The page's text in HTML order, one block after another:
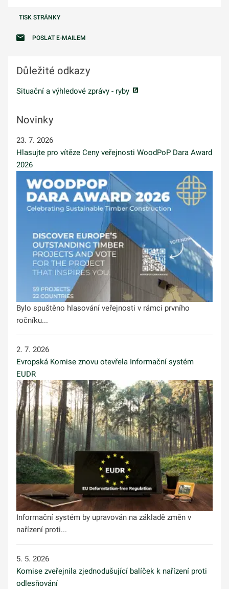
TISK STRÁNKY
POSLAT E-MAILEM
Důležité odkazy
Situační a výhledové zprávy - ryby
Novinky
23. 7. 2026
Hlasujte pro vítěze Ceny veřejnosti WoodPoP Dara Award
2026
Bylo spuštěno hlasování veřejnosti v rámci prvního
ročníku...
2. 7. 2026
Evropská Komise znovu otevřela Informační systém
EUDR
Informační systém by upravován na základě změn v
nařízení proti...
5. 5. 2026
Komise zveřejnila zjednodušující balíček k nařízení proti
odlesňování